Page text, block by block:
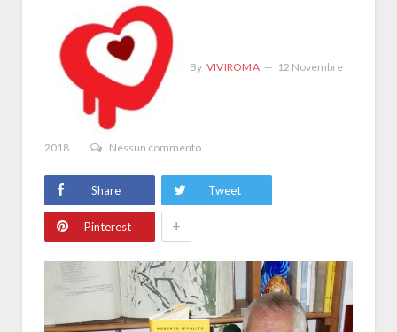
By VIVIROMA 12 Novembre
2018 Nessun commento
Share Tweet
Pinterest +